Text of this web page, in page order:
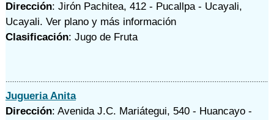
Dirección: Jirón Pachitea, 412 - Pucallpa - Ucayali,
Ucayali. Ver plano y más información
Clasificación: Jugo de Fruta
Jugueria Anita
Dirección: Avenida J.C. Mariátegui, 540 - Huancayo -